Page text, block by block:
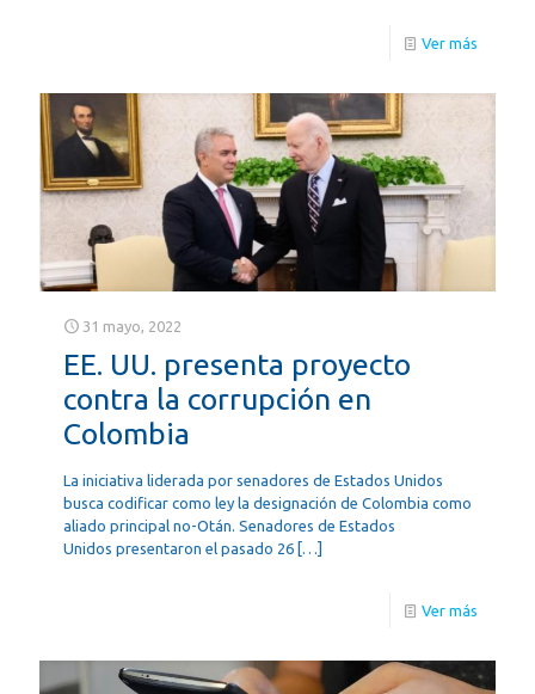
Ver más
31 mayo, 2022
EE. UU. presenta proyecto
contra la corrupción en
Colombia
La iniciativa liderada por senadores de Estados Unidos
busca codificar como ley la designación de Colombia como
aliado principal no-Otán. Senadores de Estados
Unidos presentaron el pasado 26 […]
Ver más